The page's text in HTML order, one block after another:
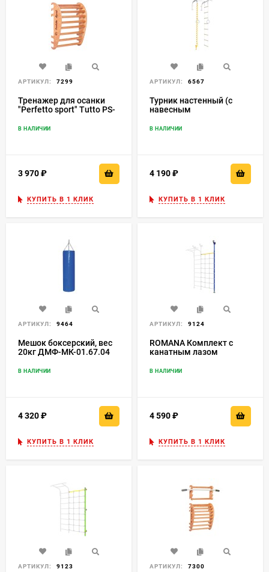
АРТИКУЛ: 7299
Тренажер для осанки
"Perfetto sport" Tutto PS-
В НАЛИЧИИ
3 970
КУПИТЬ В 1 КЛИК
АРТИКУЛ: 6567
Турник настенный (с
навесным
T1 (7.01.00-21) белый
В НАЛИЧИИ
4 190
КУПИТЬ В 1 КЛИК
АРТИКУЛ: 9464
Мешок боксерский, вес
20кг ДМФ-МК-01.67.04
В НАЛИЧИИ
4 320
КУПИТЬ В 1 КЛИК
АРТИКУЛ: 9124
ROMANA Комплект с
канатным лазом
В НАЛИЧИИ
4 590
КУПИТЬ В 1 КЛИК
АРТИКУЛ: 9123 АРТИКУЛ: 7300